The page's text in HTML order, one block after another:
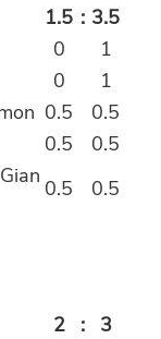
1.5 : 3.5
0
1
0
1
0.5
0.5
0.5
0.5
0.5 0.5
2 :
3